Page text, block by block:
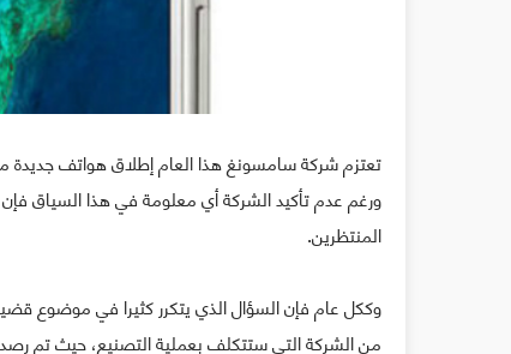
ورغم عدم تأكيد الشركة أي معلومة في هذا السياق
المنتظرين.
وككل عام فإن السؤال الذي يتكرر كثيرا في موضوع